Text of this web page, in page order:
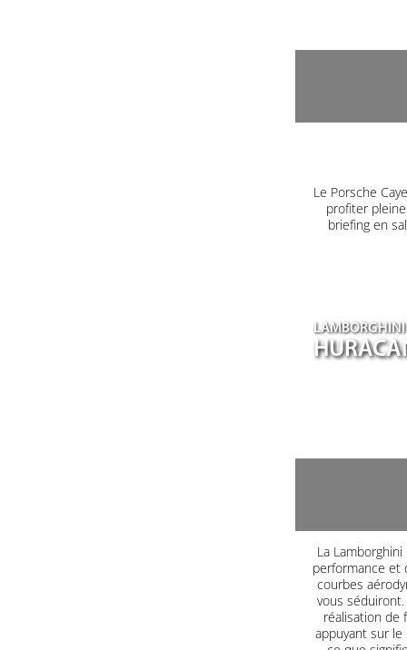
Le Porsche
profiter
briefing en
LAMBORGHINI
La
performance et
courbes
vous
réalisation de
appuyant sur le